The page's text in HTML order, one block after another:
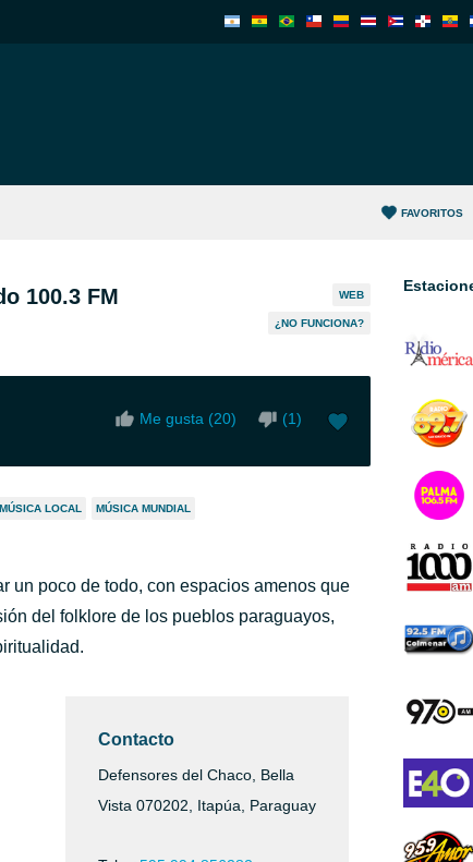
FAVORITOS
100.3 FM WEB
¿NO FUNCIONA?
Me gusta (20) (1)
MÚSICA LOCAL MÚSICA MUNDIAL
un poco de todo, con espacios amenos que
del folklore de los pueblos paraguayos,
Contacto
Defensores del Chaco, Bella
Vista 070202, Itapúa, Paraguay